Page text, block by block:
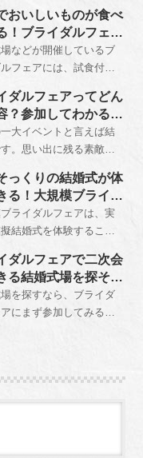
確認するために試着を
が重要です。また同時
試着も行うと、行いた
式をよりイメージしやす
す。
おいしいものが食べ
！ブライダルフェア
！
などが開催しているブ
フェアには、試食付き
々な料理がのっていて少
しめるものもあります
ズナブルな価格でフル
料理が味わえる場合も
。
ダルフェアってどん
？参加してわかるこ
大イベントと言えば結
。思い出に残る素敵な
参考にしたいのが模擬
露宴を見ることができ
ダルフェア。いろいろ
われているので事前に
ェックして参加してみ
。
っくりの結婚式が体
る！大規模ブライダ
アとは？
ライダルフェアは、実
結婚式を体験すること
がしやすいため積極的な
おすすめします。早めの
込みをお忘れなく。
ダルフェアで二次会
る結婚式場を探そ
を探すなら、ブライダ
にまず参加してみるこ
りますし、なによりも
とでイメージも沸きま